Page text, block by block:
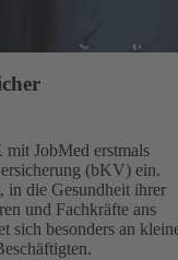
JobMed erstmals
(bKV) ein.
in die Gesundheit ihrer
und Fachkräfte ans
sich besonders an